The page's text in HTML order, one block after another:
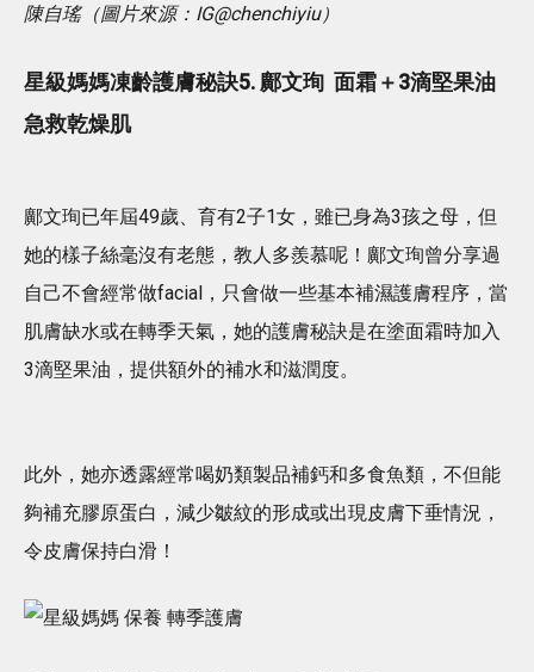
陳自瑤（圖片來源：IG@chenchiyiu）
星級媽媽凍齡護膚秘訣5. 鄺文珣 面霜＋3滴堅果油
急救乾燥肌
鄺文珣已年屆49歲、育有2子1女，雖已身為3孩之母，但
她的樣子絲毫沒有老態，教人多羨慕呢！鄺文珣曾分享過
自己不會經常做facial，只會做一些基本補濕護膚程序，當
肌膚缺水或在轉季天氣，她的護膚秘訣是在塗面霜時加入
3滴堅果油，提供額外的補水和滋潤度。
此外，她亦透露經常喝奶類製品補鈣和多食魚類，不但能
夠補充膠原蛋白，減少皺紋的形成或出現皮膚下垂情況，
令皮膚保持白滑！